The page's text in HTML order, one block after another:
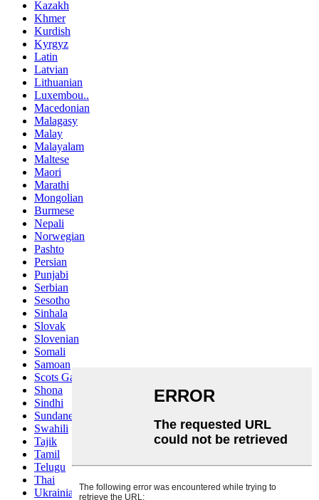
Kazakh
Khmer
Kurdish
Kyrgyz
Latin
Latvian
Lithuanian
Luxembou..
Macedonian
Malagasy
Malay
Malayalam
Maltese
Maori
Marathi
Mongolian
Burmese
Nepali
Norwegian
Pashto
Persian
Punjabi
Serbian
Sesotho
Sinhala
Slovak
Slovenian
Somali
Samoan
Scots Gaelic
Shona
Sindhi
Sundanese
Swahili
Tajik
Tamil
Telugu
Thai
Ukrainian